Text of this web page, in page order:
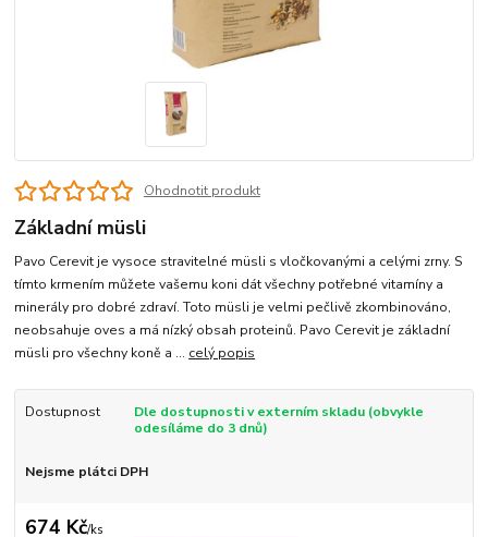
Ohodnotit produkt
Základní müsli
Pavo Cerevit je vysoce stravitelné müsli s vločkovanými a celými zrny. S
tímto krmením můžete vašemu koni dát všechny potřebné vitamíny a
minerály pro dobré zdraví. Toto müsli je velmi pečlivě zkombinováno,
neobsahuje oves a má nízký obsah proteinů. Pavo Cerevit je základní
müsli pro všechny koně a ... celý popis
Dostupnost
Dle dostupnosti v externím skladu (obvykle
odesíláme do 3 dnů)
Nejsme plátci DPH
674 Kč/ks